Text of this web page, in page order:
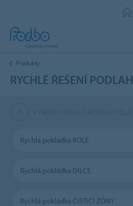
Produkty
RYCHLÉ ŘEŠENÍ PODLAH
Rychlá pokládka ROLE
Rychlá pokládka DÍLCE
Rychlá pokládka ČISTICÍ ZÓNY